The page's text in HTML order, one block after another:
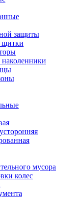
защиты
щитки
мусора
колес